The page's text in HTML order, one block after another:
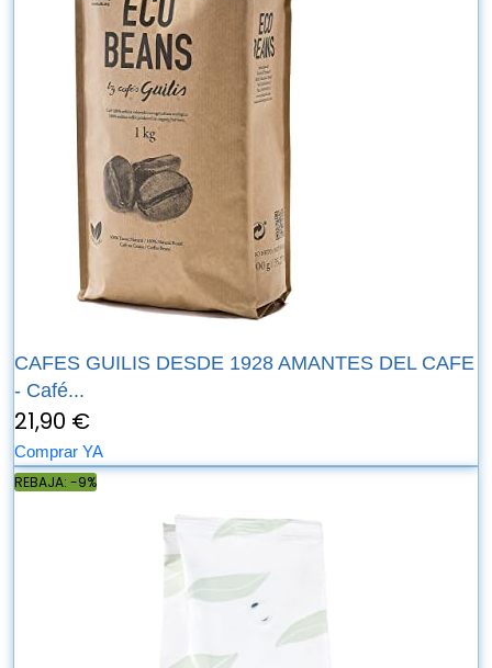
CAFES GUILIS DESDE 1928 AMANTES DEL CAFE
- Café...
21,90 €
Comprar YA
REBAJA: -9%